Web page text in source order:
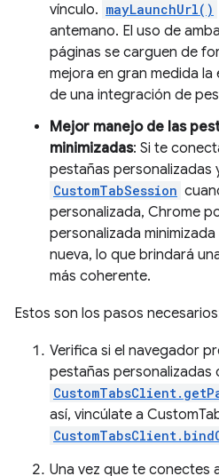
vínculo. mayLaunchUrl()
antemano. El uso de
páginas se carguen de
mejora en gran medida
de una integración de
Mejor manejo de las
minimizadas: Si te
pestañas personalizadas
CustomTabSession
personalizada, Chrome
personalizada
nueva, lo que brindará
más coherente.
Estos son los pasos
Verifica si el navegador
pestañas personalizadas
así, vincúlate a
Una vez que te conectes